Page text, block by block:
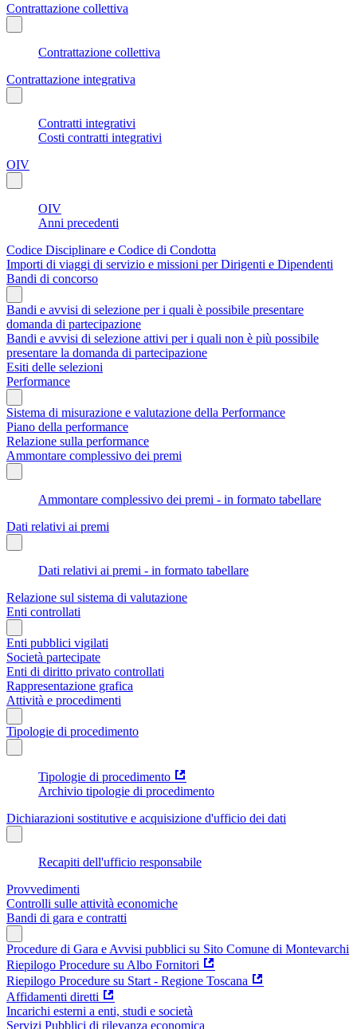
Contrattazione collettiva
Contrattazione collettiva
Contrattazione integrativa
Contratti integrativi
Costi contratti integrativi
OIV
OIV
Anni precedenti
Codice Disciplinare e Codice di Condotta
Importi di viaggi di servizio e missioni per Dirigenti e Dipendenti
Bandi di concorso
Bandi e avvisi di selezione per i quali è possibile presentare
domanda di partecipazione
Bandi e avvisi di selezione attivi per i quali non è più possibile
presentare la domanda di partecipazione
Esiti delle selezioni
Performance
Sistema di misurazione e valutazione della Performance
Piano della performance
Relazione sulla performance
Ammontare complessivo dei premi
Ammontare complessivo dei premi - in formato tabellare
Dati relativi ai premi
Dati relativi ai premi - in formato tabellare
Relazione sul sistema di valutazione
Enti controllati
Enti pubblici vigilati
Società partecipate
Enti di diritto privato controllati
Rappresentazione grafica
Attività e procedimenti
Tipologie di procedimento
Tipologie di procedimento
Archivio tipologie di procedimento
Dichiarazioni sostitutive e acquisizione d'ufficio dei dati
Recapiti dell'ufficio responsabile
Provvedimenti
Controlli sulle attività economiche
Bandi di gara e contratti
Procedure di Gara e Avvisi pubblici su Sito Comune di Montevarchi
Riepilogo Procedure su Albo Fornitori
Riepilogo Procedure su Start - Regione Toscana
Affidamenti diretti
Incarichi esterni a enti, studi e società
Servizi Pubblici di rilevanza economica